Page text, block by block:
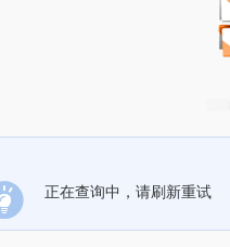
正在查询中，请刷新重试